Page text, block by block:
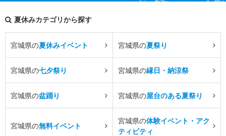
夏休みカテゴリから探す
宮城県の夏休みイベント 宮城県の夏祭り
宮城県の七夕祭り 宮城県の縁日・納涼祭
宮城県の盆踊り 宮城県の屋台のある夏祭り
宮城県の無料イベント
宮城県の体験イベント・アク
ティビティ